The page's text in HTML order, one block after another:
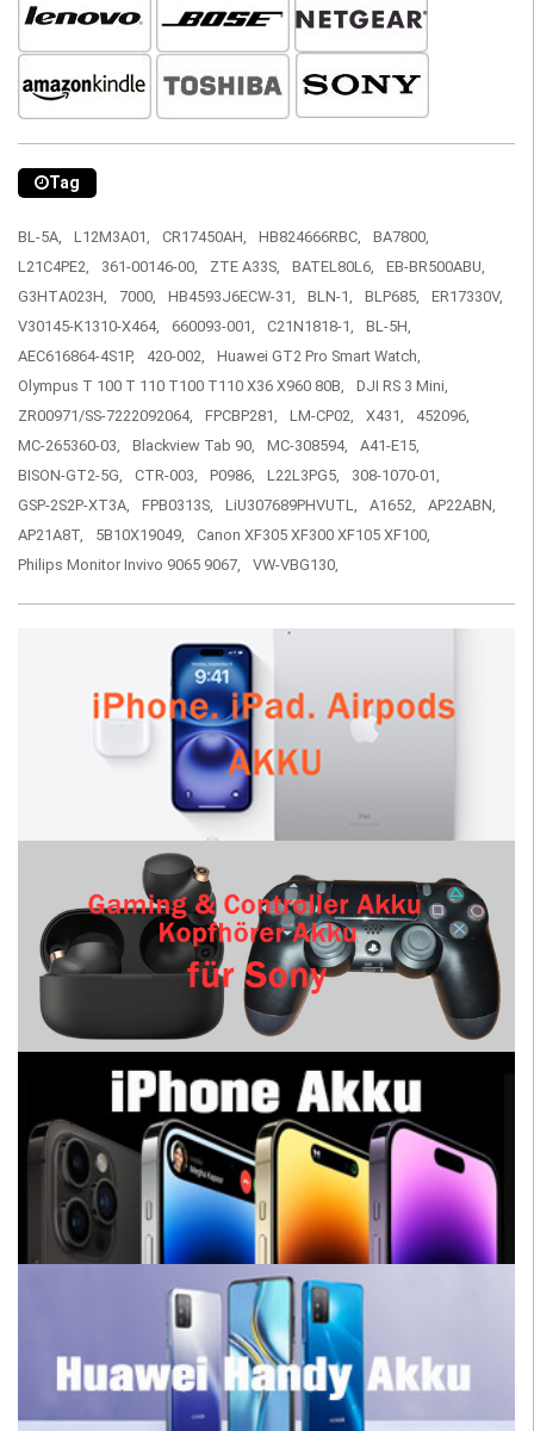
Tag
BL-5A, L12M3A01, CR17450AH, HB824666RBC,
BA7800,
L21C4PE2,
361-00146-00, ZTE A33S, BATEL80L6,
EB-BR500ABU,
G3HTA023H,
7000, HB4593J6ECW-31, BLN-1, BLP685,
ER17330V,
V30145-K1310-X464,
660093-001, C21N1818-1,
BL-5H,
AEC616864-4S1P,
420-002,
Huawei GT2 Pro Smart Watch,
Olympus T 100 T 110 T100 T110 X36 X960 80B,
DJI RS 3 Mini,
ZR00971/SS-7222092064,
FPCBP281, LM-CP02, X431,
452096,
MC-265360-03,
Blackview Tab 90, MC-308594,
A41-E15,
BISON-GT2-5G,
CTR-003, P0986, L22L3PG5,
308-1070-01,
GSP-2S2P-XT3A,
FPB0313S, LiU307689PHVUTL, A1652,
AP22ABN,
AP21A8T,
5B10X19049,
Canon XF305 XF300 XF105 XF100,
Philips Monitor Invivo 9065 9067,
VW-VBG130,